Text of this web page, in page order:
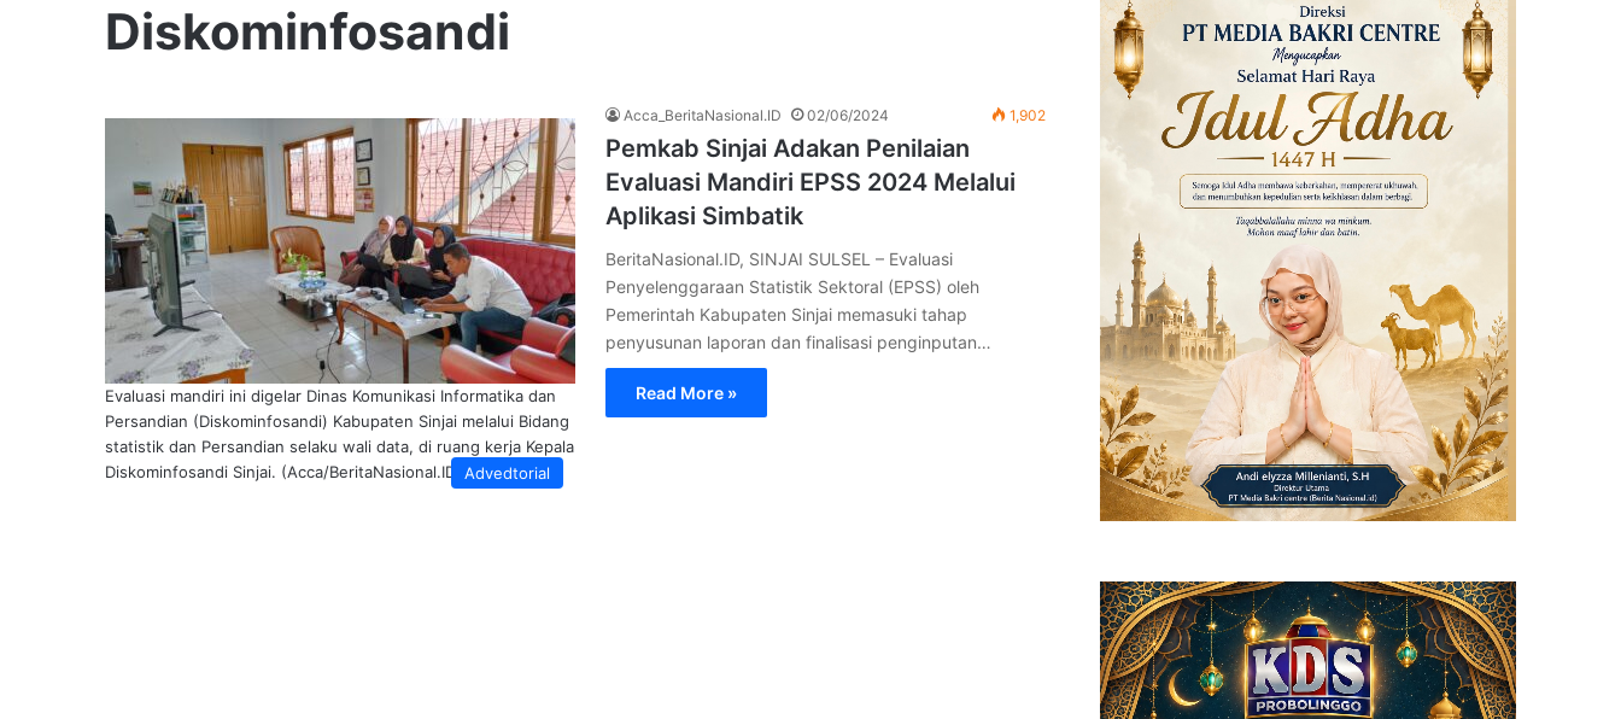
Diskominfosandi
Advedtorial
Evaluasi mandiri ini digelar Dinas Komunikasi Informatika dan
Persandian (Diskominfosandi) Kabupaten Sinjai melalui Bidang
statistik dan Persandian selaku wali data, di ruang kerja Kepala
Diskominfosandi Sinjai. (Acca/BeritaNasional.ID)
Acca_BeritaNasional.ID 02/06/2024 1,902
Pemkab Sinjai Adakan Penilaian
Evaluasi Mandiri EPSS 2024 Melalui
Aplikasi Simbatik
BeritaNasional.ID, SINJAI SULSEL – Evaluasi
Penyelenggaraan Statistik Sektoral (EPSS) oleh
Pemerintah Kabupaten Sinjai memasuki tahap
penyusunan laporan dan finalisasi penginputan…
Read More »